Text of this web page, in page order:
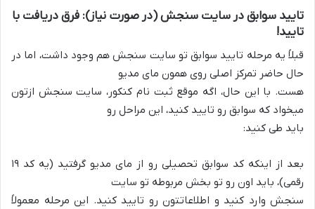
تایید سوابق در سایت سنجش (در صورت نیاز): فرق دریافت با
تایید!
قبلاً یه مرحله تایید سوابق تو سایت سنجش هم وجود داشت، اما در
حال حاضر تمرکز اصلی روی همون مای مدیو
هست. با این حال، اگه موقع ثبت نام کنکور، سایت سنجش ازتون
میخواد که سوابق رو تایید کنید، این مراحل رو
باید طی کنید:
بعد از اینکه کد سوابق تحصیلی رو از مای مدیو گرفتید (یه کد ۱۹
رقمی)، باید اون رو تو بخش مربوطه تو سایت
سنجش وارد کنید و اطلاعاتتون رو تایید کنید. این مرحله معمولاً